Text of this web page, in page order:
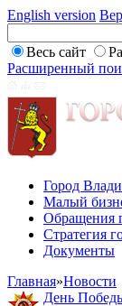
English version
Весь сайт
Расширенный
Город
Малый
Обращения
Стратегия
Документы
Главная»Новости
День